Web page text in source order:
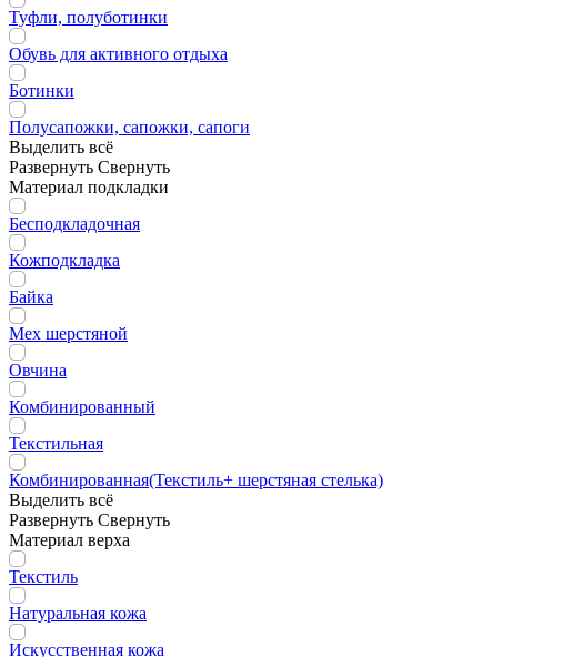
Туфли, полуботинки
Обувь для активного отдыха
Ботинки
Полусапожки, сапожки, сапоги
Выделить всё
Развернуть Свернуть
Материал подкладки
Бесподкладочная
Кожподкладка
Байка
Мех шерстяной
Овчина
Комбинированный
Текстильная
Комбинированная(Текстиль+ шерстяная стелька)
Выделить всё
Развернуть Свернуть
Материал верха
Текстиль
Натуральная кожа
Искусственная кожа